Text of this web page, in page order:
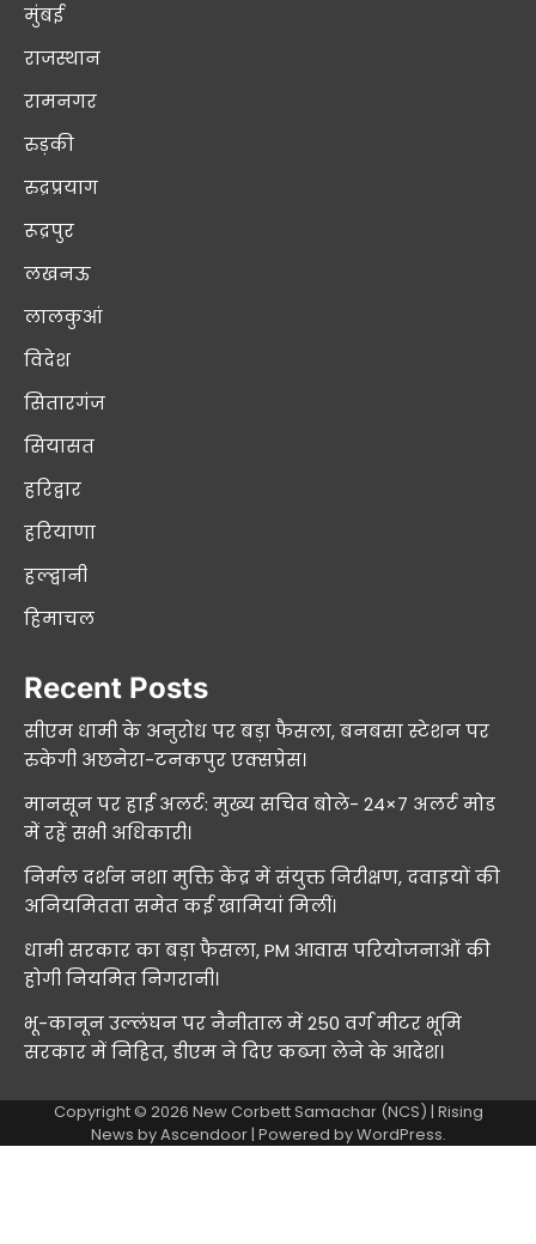
मुंबई
राजस्थान
रामनगर
रुड़की
रुद्रप्रयाग
रूद्रपुर
लखनऊ
लालकुआं
विदेश
सितारगंज
सियासत
हरिद्वार
हरियाणा
हल्द्वानी
हिमाचल
Recent Posts
सीएम धामी के अनुरोध पर बड़ा फैसला, बनबसा स्टेशन पर
रुकेगी अछनेरा-टनकपुर एक्सप्रेस।
मानसून पर हाई अलर्ट: मुख्य सचिव बोले- 24×7 अलर्ट मोड
में रहें सभी अधिकारी।
निर्मल दर्शन नशा मुक्ति केंद्र में संयुक्त निरीक्षण, दवाइयों की
अनियमितता समेत कई खामियां मिलीं।
धामी सरकार का बड़ा फैसला, PM आवास परियोजनाओं की
होगी नियमित निगरानी।
भू-कानून उल्लंघन पर नैनीताल में 250 वर्ग मीटर भूमि
सरकार में निहित, डीएम ने दिए कब्जा लेने के आदेश।
Copyright © 2026 New Corbett Samachar (NCS) | Rising
News byAscendoor| Powered byWordPress.